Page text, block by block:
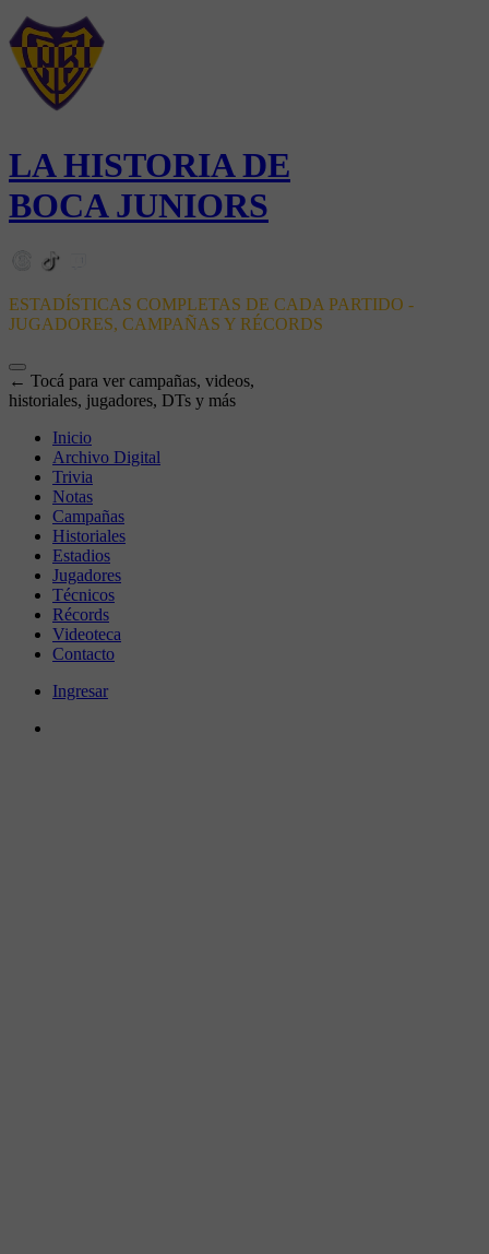
LA HISTORIA DE
BOCA JUNIORS
ESTADÍSTICAS COMPLETAS DE CADA PARTIDO -
JUGADORES, CAMPAÑAS Y RÉCORDS
← Tocá para ver campañas, videos,
historiales, jugadores, DTs y más
Inicio
Archivo Digital
Trivia
Notas
Campañas
Historiales
Estadios
Jugadores
Técnicos
Récords
Videoteca
Contacto
Ingresar